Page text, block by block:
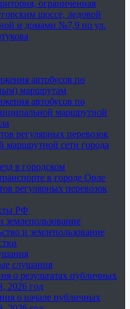
ограниченная
шоссе, ледовой
и домами №7,9 по ул.
автобусов по
маршрутам
автобусов по
маршрутной
регулярных перевозок
маршрутной сети города
в городском
в городе Орле
регулярных перевозок
РФ
землепользование
и землепользование
слушания
о результатах публичных
2026 год
о начале публичных